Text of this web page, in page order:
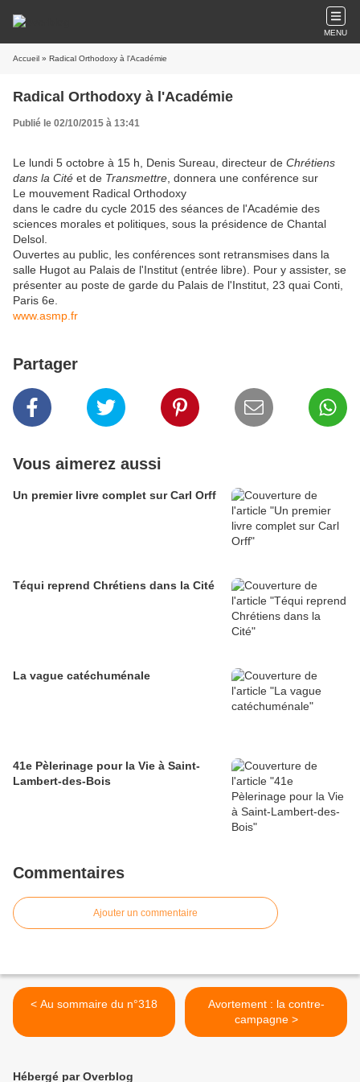
MENU
Accueil » Radical Orthodoxy à l'Académie
Radical Orthodoxy à l'Académie
Publié le 02/10/2015 à 13:41
Le lundi 5 octobre à 15 h, Denis Sureau, directeur de Chrétiens
dans la Cité et de Transmettre , donnera une conférence sur
Le mouvement Radical Orthodoxy
dans le cadre du cycle 2015 des séances de l'Académie des
sciences morales et politiques, sous la présidence de Chantal
Delsol.
Ouvertes au public, les conférences sont retransmises dans la
salle Hugot au Palais de l'Institut (entrée libre). Pour y assister, se
présenter au poste de garde du Palais de l'Institut, 23 quai Conti,
Paris 6e.
www.asmp.fr
Partager
Vous aimerez aussi
Un premier livre complet sur Carl Orff
Téqui reprend Chrétiens dans la Cité
La vague catéchuménale
41e Pèlerinage pour la Vie à Saint-
Lambert-des-Bois
Commentaires
Ajouter un commentaire
< Au sommaire du n°318
Avortement : la contre-
campagne >
Hébergé par Overblog